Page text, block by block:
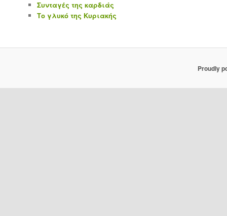
Συνταγές της καρδιάς
Το γλυκό της Κυριακής
Proudly